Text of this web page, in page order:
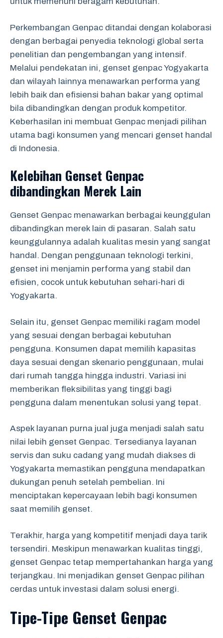
Perkembangan Genpac ditandai dengan kolaborasi
dengan berbagai penyedia teknologi global serta
penelitian dan pengembangan yang intensif.
Melalui pendekatan ini, genset genpac Yogyakarta
dan wilayah lainnya menawarkan performa yang
lebih baik dan efisiensi bahan bakar yang optimal
bila dibandingkan dengan produk kompetitor.
Keberhasilan ini membuat Genpac menjadi pilihan
utama bagi konsumen yang mencari genset handal
di Indonesia.
Kelebihan Genset Genpac
dibandingkan Merek Lain
Genset Genpac menawarkan berbagai keunggulan
dibandingkan merek lain di pasaran. Salah satu
keunggulannya adalah kualitas mesin yang sangat
handal. Dengan penggunaan teknologi terkini,
genset ini menjamin performa yang stabil dan
efisien, cocok untuk kebutuhan sehari-hari di
Yogyakarta.
Selain itu, genset Genpac memiliki ragam model
yang sesuai dengan berbagai kebutuhan
pengguna. Konsumen dapat memilih kapasitas
daya sesuai dengan skenario penggunaan, mulai
dari rumah tangga hingga industri. Variasi ini
memberikan fleksibilitas yang tinggi bagi
pengguna dalam menentukan solusi yang tepat.
Aspek layanan purna jual juga menjadi salah satu
nilai lebih genset Genpac. Tersedianya layanan
servis dan suku cadang yang mudah diakses di
Yogyakarta memastikan pengguna mendapatkan
dukungan penuh setelah pembelian. Ini
menciptakan kepercayaan lebih bagi konsumen
saat memilih genset.
Terakhir, harga yang kompetitif menjadi daya tarik
tersendiri. Meskipun menawarkan kualitas tinggi,
genset Genpac tetap mempertahankan harga yang
terjangkau. Ini menjadikan genset Genpac pilihan
cerdas untuk investasi dalam solusi energi.
Tipe-Tipe Genset Genpac